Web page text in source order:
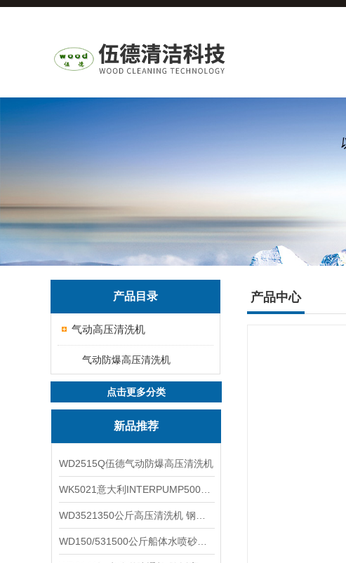
产品目录
气动高压清洗机
气动防爆高压清洗机
点击更多分类
新品推荐
WD2515Q伍德气动防爆高压清洗机
产品中心